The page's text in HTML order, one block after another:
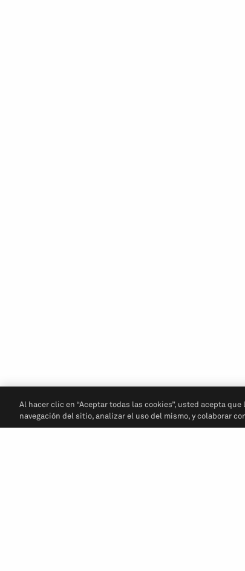
Al hacer clic en “Aceptar todas las cookies”, usted acepta
navegación del sitio, analizar el uso del mismo, y colaborar